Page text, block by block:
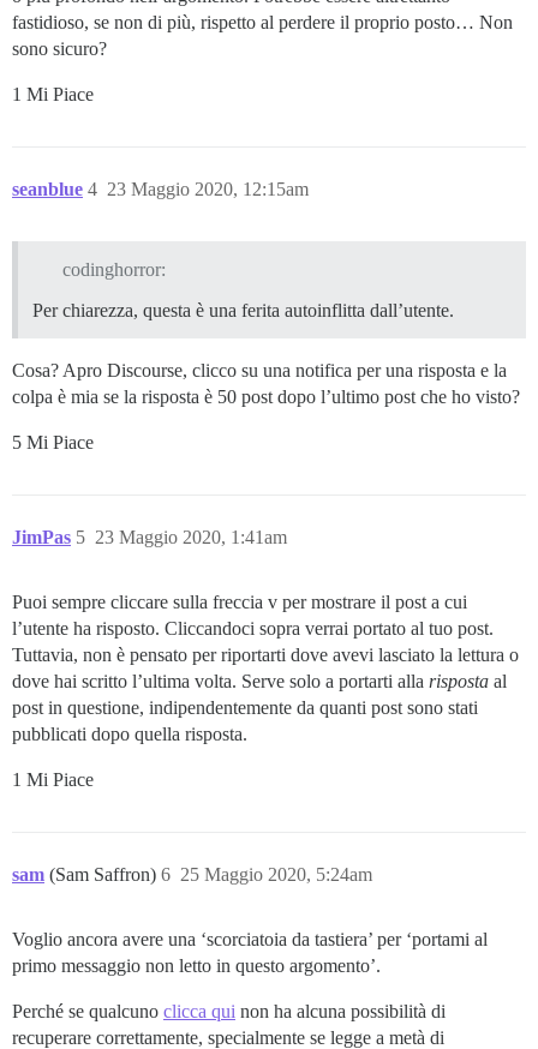
fastidioso, se non di più, rispetto al perdere il proprio posto… Non
sono sicuro?
1 Mi Piace
seanblue 23 Maggio 2020, 12:15am
4
codinghorror:
Per chiarezza, questa è una ferita autoinflitta dall’utente.
Cosa? Apro Discourse, clicco su una notifica per una risposta e la
colpa è mia se la risposta è 50 post dopo l’ultimo post che ho visto?
5 Mi Piace
JimPas 23 Maggio 2020, 1:41am
5
Puoi sempre cliccare sulla freccia v per mostrare il post a cui
l’utente ha risposto. Cliccandoci sopra verrai portato al tuo post.
Tuttavia, non è pensato per riportarti dove avevi lasciato la lettura o
dove hai scritto l’ultima volta. Serve solo a portarti alla risposta al
post in questione, indipendentemente da quanti post sono stati
pubblicati dopo quella risposta.
1 Mi Piace
sam (Sam Saffron) 25 Maggio 2020, 5:24am
6
Voglio ancora avere una ‘scorciatoia da tastiera’ per ‘portami al
primo messaggio non letto in questo argomento’.
Perché se qualcuno clicca qui non ha alcuna possibilità di
recuperare correttamente, specialmente se legge a metà di